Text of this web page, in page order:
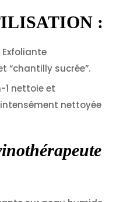
:
Exfoliante
“chantilly sucrée”.
1 nettoie et
nettoyée